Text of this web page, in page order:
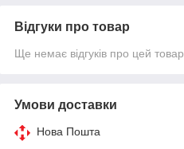
Відгуки про товар
Ще немає відгуків про цей товар
Умови доставки
Нова Пошта